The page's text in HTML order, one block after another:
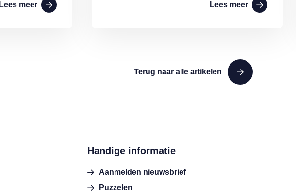
Lees meer Lees meer
Terug naar alle artikelen
Handige informatie
Aanmelden nieuwsbrief
Puzzelen